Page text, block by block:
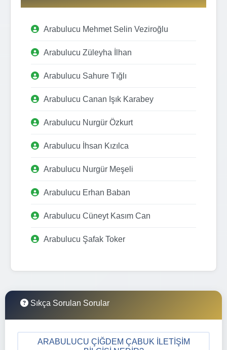
Arabulucu Mehmet Selin Veziroğlu
Arabulucu Züleyha İlhan
Arabulucu Sahure Tığlı
Arabulucu Canan Işık Karabey
Arabulucu Nurgür Özkurt
Arabulucu İhsan Kızılca
Arabulucu Nurgür Meşeli
Arabulucu Erhan Baban
Arabulucu Cüneyt Kasım Can
Arabulucu Şafak Toker
Sıkça Sorulan Sorular
ARABULUCU ÇIĞDEM ÇABUK İLETIŞIM